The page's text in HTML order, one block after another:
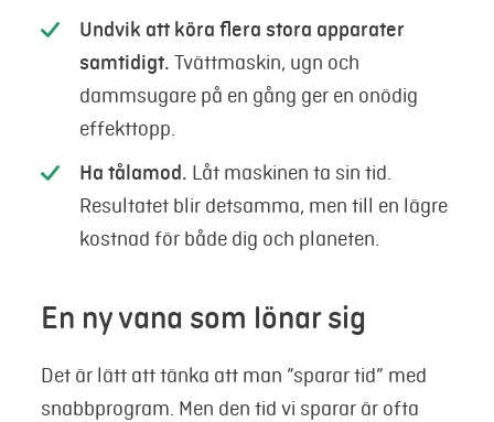
Undvik att köra flera stora apparater
samtidigt. Tvättmaskin, ugn och
dammsugare på en gång ger en onödig
effekttopp.
Ha tålamod. Låt maskinen ta sin tid.
Resultatet blir detsamma, men till en lägre
kostnad för både dig och planeten.
En ny vana som lönar sig
Det är lätt att tänka att man ”sparar tid” med
snabbprogram. Men den tid vi sparar är ofta